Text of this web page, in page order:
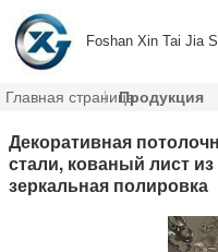
Foshan Xin Tai Jia
Главная страницаПродукция
Декоративная
стали, кованый лист
зеркальная полировка